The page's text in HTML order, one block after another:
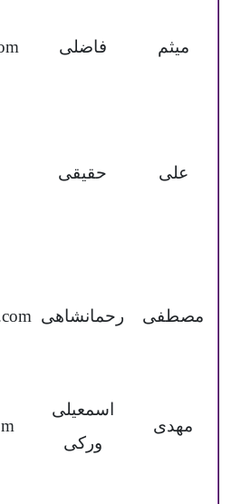
میثم فاضلی
علی حقیقی
مصطفی رحمانشاهی
مهدی
اسمعیلی
ورکی